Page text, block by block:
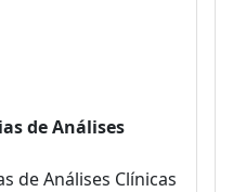
de Análises
de Análises Clínicas